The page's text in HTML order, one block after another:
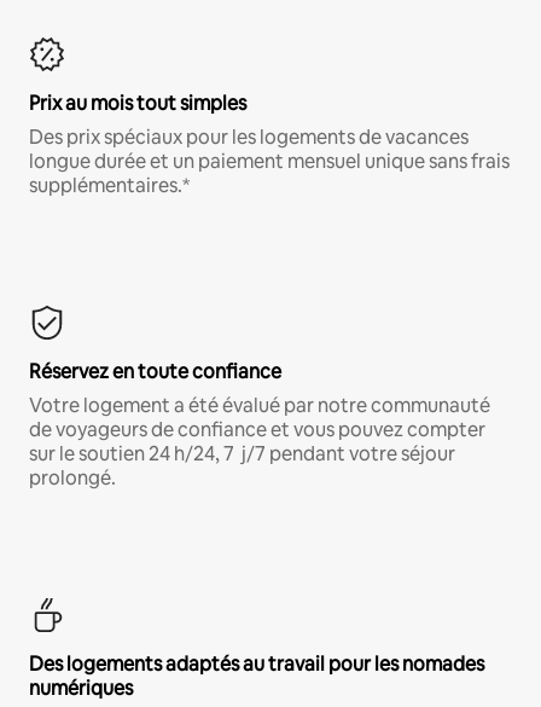
Prix au mois tout simples
Des prix spéciaux pour les logements de vacances
longue durée et un paiement mensuel unique sans frais
supplémentaires.*
Réservez en toute confiance
Votre logement a été évalué par notre communauté
de voyageurs de confiance et vous pouvez compter
sur le soutien 24 h/24, 7 j/7 pendant votre séjour
prolongé.
Des logements adaptés au travail pour les nomades
numériques